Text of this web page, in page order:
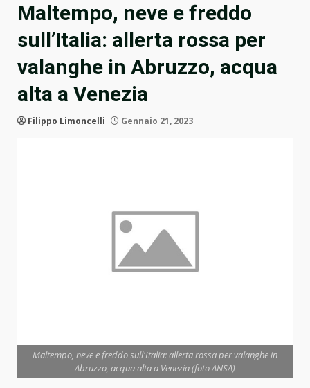
Maltempo, neve e freddo
sull’Italia: allerta rossa per
valanghe in Abruzzo, acqua
alta a Venezia
Filippo Limoncelli Gennaio 21, 2023
Maltempo, neve e freddo sull'Italia: allerta rossa per valanghe in
Abruzzo, acqua alta a Venezia (foto ANSA)